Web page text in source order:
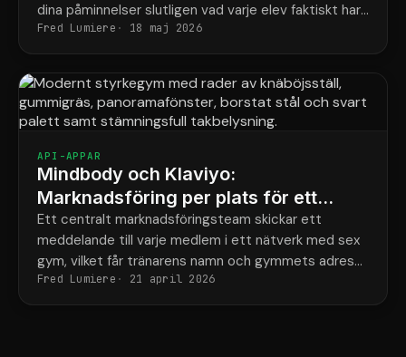
dina påminnelser slutligen vad varje elev faktiskt har
bokat.
Fred Lumiere 18 maj 2026
API-APPAR
Mindbody och Klaviyo:
Marknadsföring per plats för ett
styrkenätverk med 6 gym
Ett centralt marknadsföringsteam skickar ett
meddelande till varje medlem i ett nätverk med sex
gym, vilket får tränarens namn och gymmets adress
fel hälften av gångerna.
Fred Lumiere 21 april 2026